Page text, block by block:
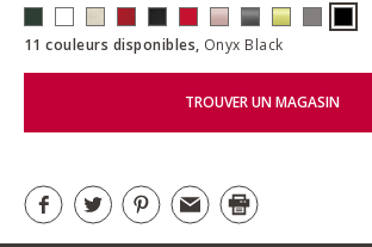
11 couleurs disponibles, Onyx Black
TROUVER UN MAGASIN